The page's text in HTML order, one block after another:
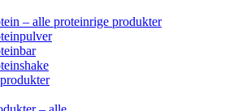
– alle proteinrige produkter